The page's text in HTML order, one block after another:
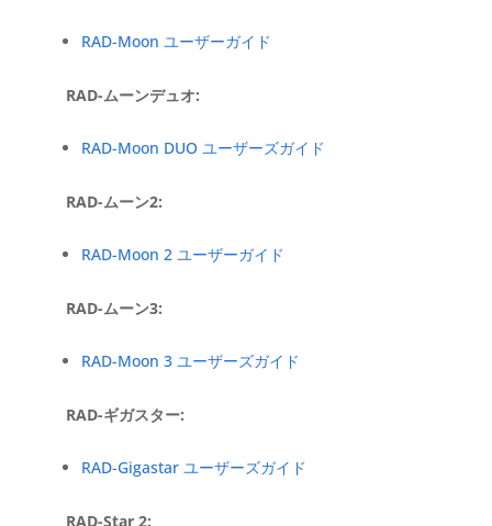
RAD-Moon ユーザーガイド
RAD-ムーンデュオ:
RAD-Moon DUO ユーザーズガイド
RAD-ムーン2:
RAD-Moon 2 ユーザーガイド
RAD-ムーン3:
RAD-Moon 3 ユーザーズガイド
RAD-ギガスター:
RAD-Gigastar ユーザーズガイド
RAD-Star 2: